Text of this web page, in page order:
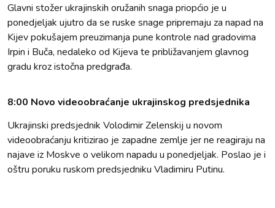
Glavni stožer ukrajinskih oružanih snaga priopćio je u
ponedjeljak ujutro da se ruske snage pripremaju za napad na
Kijev pokušajem preuzimanja pune kontrole nad gradovima
Irpin i Buča, nedaleko od Kijeva te približavanjem glavnog
gradu kroz istočna predgrađa.
8:00 Novo videoobraćanje ukrajinskog predsjednika
Ukrajinski predsjednik Volodimir Zelenskij u novom
videoobraćanju kritizirao je zapadne zemlje jer ne reagiraju na
najave iz Moskve o velikom napadu u ponedjeljak. Poslao je i
oštru poruku ruskom predsjedniku Vladimiru Putinu.